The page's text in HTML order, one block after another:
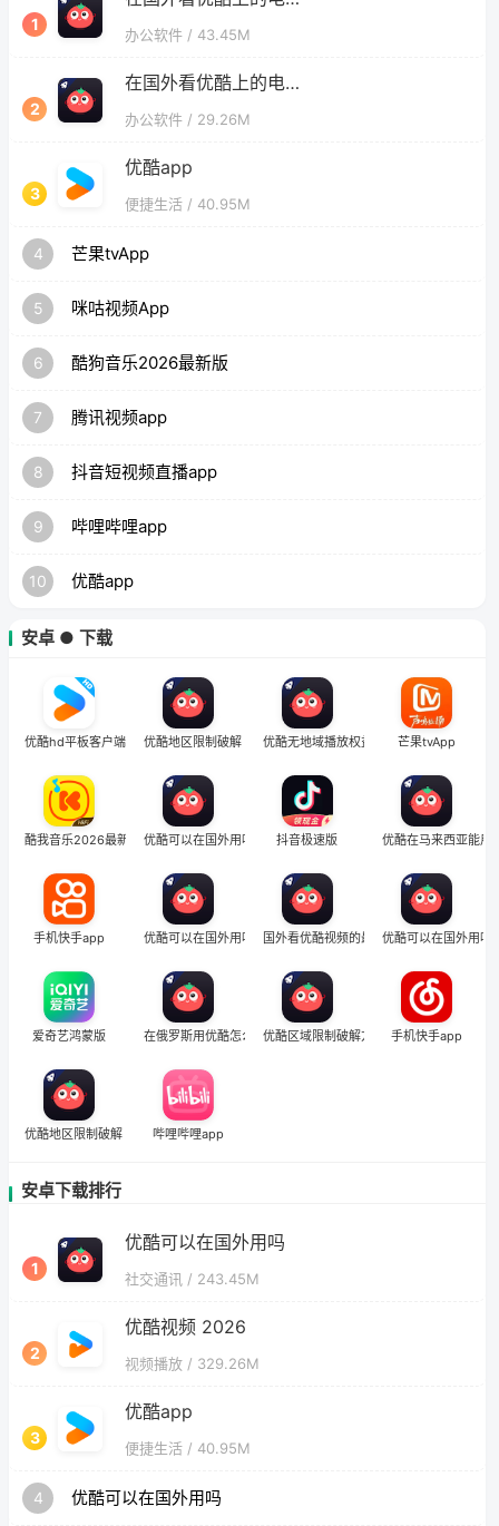
1
办公软件 / 43.45M
2
在国外看优酷上的电影为什么有的看不了
办公软件 / 29.26M
3
优酷app
便捷生活 / 40.95M
4 芒果tvApp
5 咪咕视频App
6 酷狗音乐2026最新版
7 腾讯视频app
8 抖音短视频直播app
9 哔哩哔哩app
10 优酷app
安卓 ● 下载
优酷hd平板客户端 优酷地区限制破解 优酷无地域播放权益 芒果tvApp
酷我音乐2026最新版 优酷可以在国外用吗 抖音极速版 优酷在马来西亚能用
手机快手app 优酷可以在国外用吗 国外看优酷视频的最新方法优酷可以在国外用吗
爱奇艺鸿蒙版 在俄罗斯用优酷怎么把定位修改到中国国内
优酷区域限制破解方法 手机快手app
优酷地区限制破解 哔哩哔哩app
安卓下载排行
1
优酷可以在国外用吗
社交通讯 / 243.45M
2
优酷视频 2026
视频播放 / 329.26M
3
优酷app
便捷生活 / 40.95M
4 优酷可以在国外用吗